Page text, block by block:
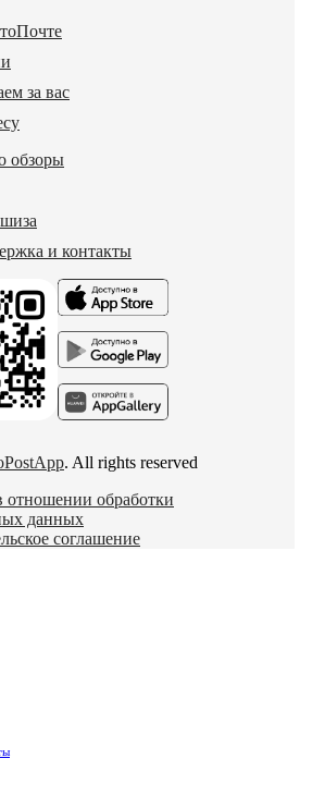
за вас
обзоры
и контакты
. All rights reserved
отношении обработки
данных
соглашение